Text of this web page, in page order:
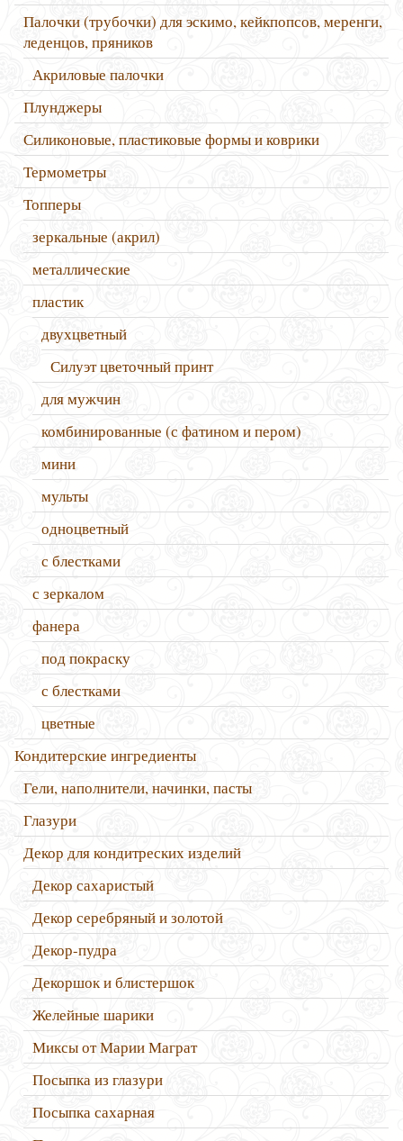
Палочки (трубочки) для эскимо, кейкпопсов, меренги,
леденцов, пряников
Акриловые палочки
Плунджеры
Силиконовые, пластиковые формы и коврики
Термометры
Топперы
зеркальные (акрил)
металлические
пластик
двухцветный
Силуэт цветочный принт
для мужчин
комбинированные (с фатином и пером)
мини
мульты
одноцветный
с блестками
с зеркалом
фанера
под покраску
с блестками
цветные
Кондитерские ингредиенты
Гели, наполнители, начинки, пасты
Глазури
Декор для кондитреских изделий
Декор сахаристый
Декор серебряный и золотой
Декор-пудра
Декоршок и блистершок
Желейные шарики
Миксы от Марии Маграт
Посыпка из глазури
Посыпка сахарная